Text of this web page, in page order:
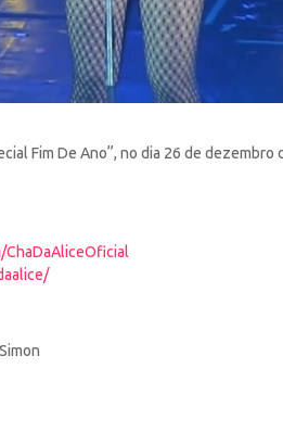
Fim De Ano”, no dia 26 de dezembro